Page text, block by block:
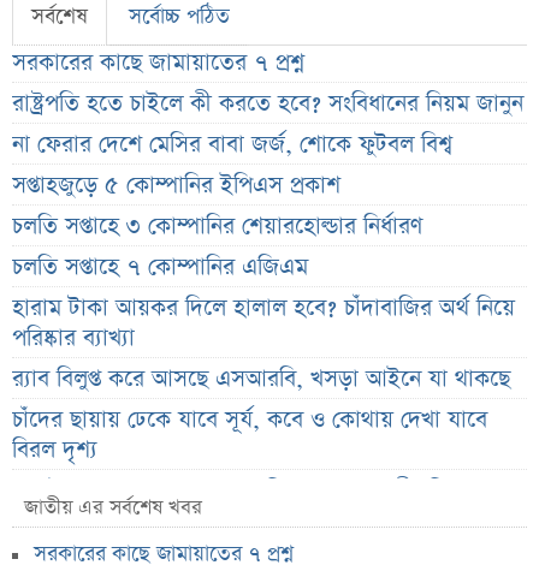
সর্বশেষ সর্বোচ্চ পঠিত
সরকারের কাছে জামায়াতের ৭ প্রশ্ন
রাষ্ট্রপতি হতে চাইলে কী করতে হবে? সংবিধানের নিয়ম জানুন
না ফেরার দেশে মেসির বাবা জর্জ, শোকে ফুটবল বিশ্ব
সপ্তাহজুড়ে ৫ কোম্পানির ইপিএস প্রকাশ
চলতি সপ্তাহে ৩ কোম্পানির শেয়ারহোল্ডার নির্ধারণ
চলতি সপ্তাহে ৭ কোম্পানির এজিএম
হারাম টাকা আয়কর দিলে হালাল হবে? চাঁদাবাজির অর্থ নিয়ে
পরিষ্কার ব্যাখ্যা
র‌্যাব বিলুপ্ত করে আসছে এসআরবি, খসড়া আইনে যা থাকছে
চাঁদের ছায়ায় ঢেকে যাবে সূর্য, কবে ও কোথায় দেখা যাবে
বিরল দৃশ্য
জুলাই জাদুঘরের অব্যবস্থাপনা নিয়ে ক্ষুব্ধ ফারুকী, দিলেন বড়
পরামর্শ
জাতীয় এর সর্বশেষ খবর
সরকারের কাছে জামায়াতের ৭ প্রশ্ন